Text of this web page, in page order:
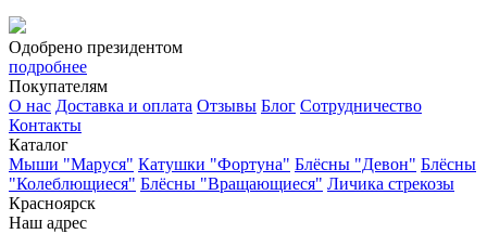
Одобрено президентом
подробнее
Покупателям
О нас Доставка и оплата Отзывы Блог Сотрудничество
Контакты
Каталог
Мыши "Маруся" Катушки "Фортуна" Блёсны "Девон" Блёсны
"Колеблющиеся" Блёсны "Вращающиеся" Личика стрекозы
Красноярск
Наш адрес